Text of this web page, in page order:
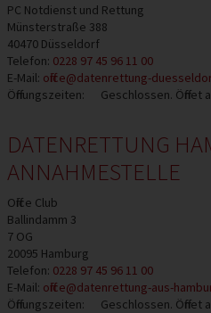
PC Notdienst und Rettung
Münsterstraße 388
40470 Düsseldorf
Telefon: 0228 97 45 96 11 00
E-Mail: office@datenrettung-
Öffnungszeiten:
Geschlossen. Öffnet
DATENRETTUNG
ANNAHMESTELLE
Office Club
Ballindamm 3
7 OG
20095 Hamburg
Telefon: 0228 97 45 96 11 00
E-Mail: office@datenrettung-aus-
Öffnungszeiten:
Geschlossen. Öffnet